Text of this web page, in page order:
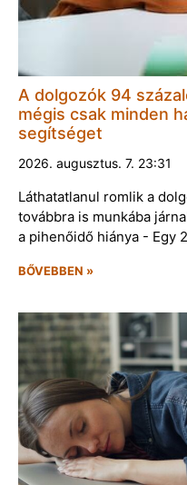
A dolgozók 94
mégis csak minden
segítséget
2026. augusztus. 7. 23:31
Láthatatlanul romlik a
továbbra is munkába
a pihenőidő hiánya - Egy
BŐVEBBEN »